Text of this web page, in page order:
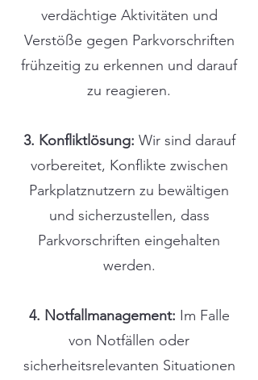
verdächtige Aktivitäten und
Verstöße gegen Parkvorschriften
frühzeitig zu erkennen und darauf
zu reagieren.
3. Konfliktlösung: Wir sind darauf
vorbereitet, Konflikte zwischen
Parkplatznutzern zu bewältigen
und sicherzustellen, dass
Parkvorschriften eingehalten
werden.
4. Notfallmanagement: Im Falle
von Notfällen oder
sicherheitsrelevanten Situationen